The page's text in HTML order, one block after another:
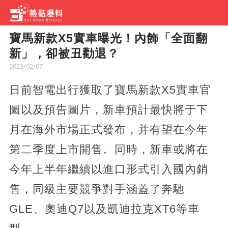
寶馬新款X5實車曝光！內飾「全面翻
新」，卻被丑勸退？
2023/02/07
日前智電出行獲取了寶馬新款X5實車官
圖以及預告圖片，新車預計最快將于下
月在海外市場正式發布，并有望在今年
第二季度上市開售。同時，新車或將在
今年上半年繼續以進口形式引入國內銷
售，同級主要競爭對手涵蓋了奔馳
GLE、奧迪Q7以及凱迪拉克XT6等車